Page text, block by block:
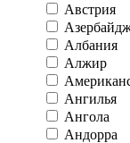
Австрия
Албания
Алжир
Ангилья
Ангола
Андорра